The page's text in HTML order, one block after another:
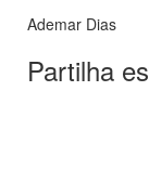
Ademar Dias
Partilha